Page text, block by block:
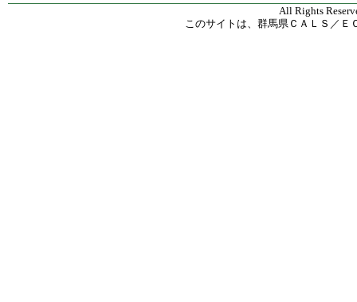
All Rights
このサイトは、群馬県ＣＡＬＳ／Ｅ